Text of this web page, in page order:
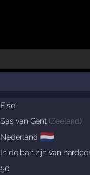
Eise
Sas van Gent (Zeeland)
Nederland 🇳🇱
In de ban zijn van
50